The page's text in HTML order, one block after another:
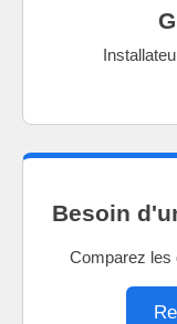
Besoin
Comparez les